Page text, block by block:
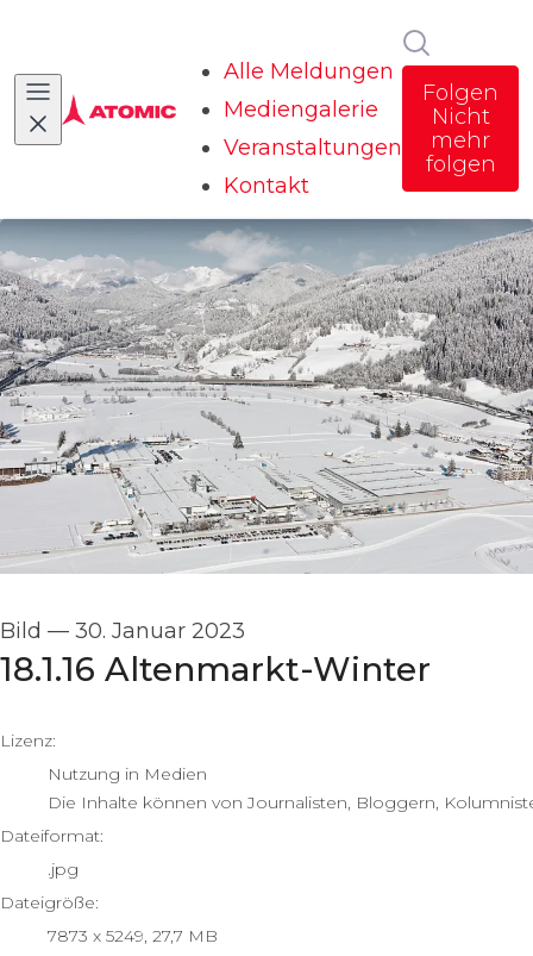
Alle Meldungen
Mediengalerie
Veranstaltungen
Kontakt
Folgen
Nicht
mehr
folgen
Bild — 30. Januar 2023
18.1.16 Altenmarkt-Winter
go to media item
Lizenz:
Nutzung in Medien
Die Inhalte können von Journalisten, Bloggern,
Dateiformat:
.jpg
Dateigröße:
7873 x 5249, 27,7 MB